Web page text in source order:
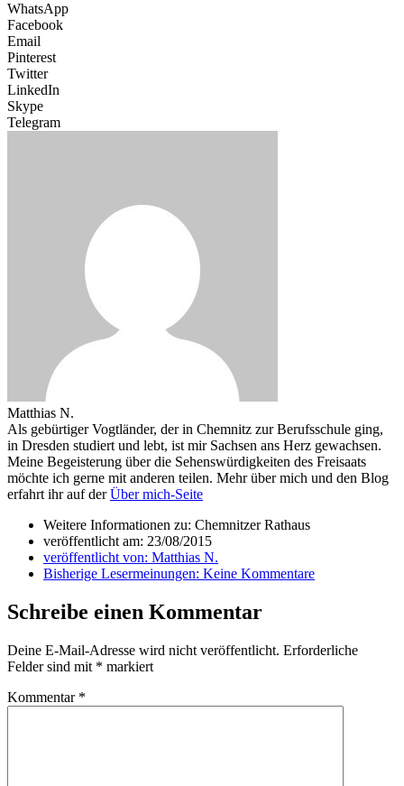
WhatsApp
Facebook
Email
Pinterest
Twitter
LinkedIn
Skype
Telegram
Matthias N.
Als gebürtiger Vogtländer, der in Chemnitz zur Berufsschule ging,
in Dresden studiert und lebt, ist mir Sachsen ans Herz gewachsen.
Meine Begeisterung über die Sehenswürdigkeiten des Freisaats
möchte ich gerne mit anderen teilen. Mehr über mich und den Blog
erfahrt ihr auf derÜber mich-Seite
Weitere Informationen zu: Chemnitzer Rathaus
veröffentlicht am: 23/08/2015
veröffentlicht von: Matthias N.
Bisherige Lesermeinungen: Keine Kommentare
Schreibe einen Kommentar
Deine E-Mail-Adresse wird nicht veröffentlicht. Erforderliche
Felder sind mit * markiert
Kommentar *